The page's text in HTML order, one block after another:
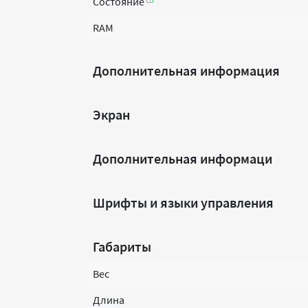
RAM
Дополнительная информация
Экран
Дополнительная информаци
Шрифты и языки управления
Габариты
Вес
Длина